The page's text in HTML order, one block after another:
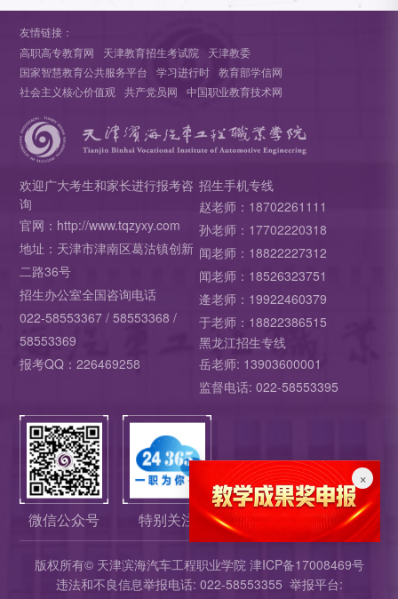
友情链接：
高职高专教育网
天津教育招生考试院
天津教委
国家智慧教育公共服务平台
学习进行时
教育部学信网
社会主义核心价值观
共产党员网 中国职业教育技术网
欢迎广大考生和家长进行报考咨
询
官网：http://www.tqzyxy.com
地址：天津市津南区葛沽镇创新
二路36号
招生办公室全国咨询电话
022-58553367 / 58553368 /
58553369
报考QQ：226469258
招生手机专线
赵老师：18702261111
孙老师：17702220318
闻老师：18822227312
闻老师：18526323751
逄老师：19922460379
于老师：18822386515
黑龙江招生专线
岳老师: 13903600001
监督电话: 022-58553395
微信公众号 特别关注
版权所有© 天津滨海汽车工程职业学院 津ICP备17008469号
违法和不良信息举报电话: 022-58553355 举报平台:
×